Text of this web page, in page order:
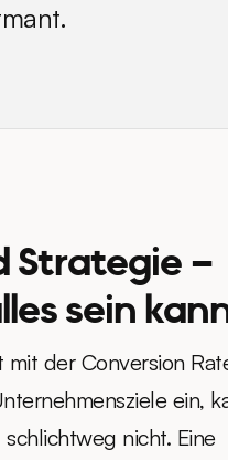
Strategie –
sein
der Conversion
ein,
nicht. Eine